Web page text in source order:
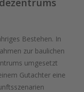
Bestehen. In
zur baulichen
umgesetzt
Gutachter eine